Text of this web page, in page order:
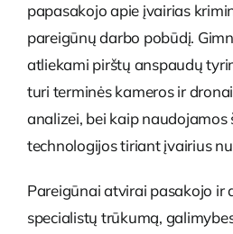
papasakojo apie įvairias
pareigūnų darbo pobūdį.
atliekami pirštų anspaudų
turi terminės kameros ir
analizei, bei kaip naudojamos
technologijos tiriant įvairius
Pareigūnai atvirai pasakojo ir
specialistų trūkumą,